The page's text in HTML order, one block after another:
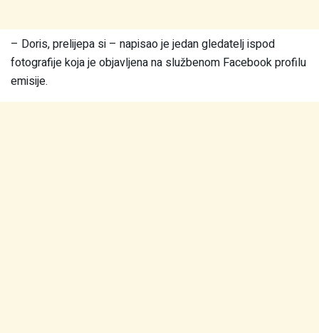
– Doris, prelijepa si – napisao je jedan gledatelj ispod
fotografije koja je objavljena na službenom Facebook profilu
emisije.